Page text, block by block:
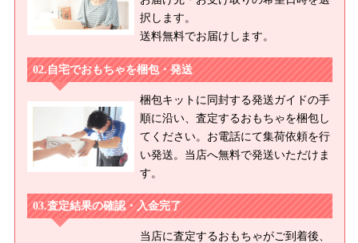
択します。
送料無料でお届けします。
自宅でおもちゃを梱包・発送
梱包キットに同封する発送ガイドの手
順に沿い、査定するおもちゃを梱包し
てください。お電話にて集荷依頼を行
い発送。当店へ無料で発送いただけま
す。
査定結果の確認・入金完了
当店に査定するおもちゃがご到着後、